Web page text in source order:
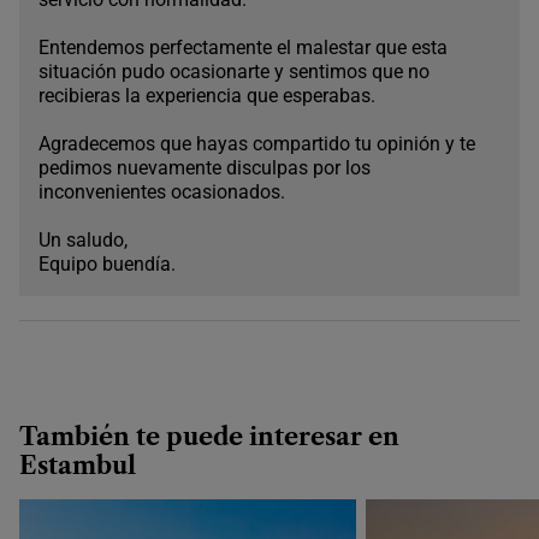
Entendemos perfectamente el malestar que esta
situación pudo ocasionarte y sentimos que no
recibieras la experiencia que esperabas.
Agradecemos que hayas compartido tu opinión y te
pedimos nuevamente disculpas por los
inconvenientes ocasionados.
Un saludo,
Equipo buendía.
También te puede interesar en
Estambul